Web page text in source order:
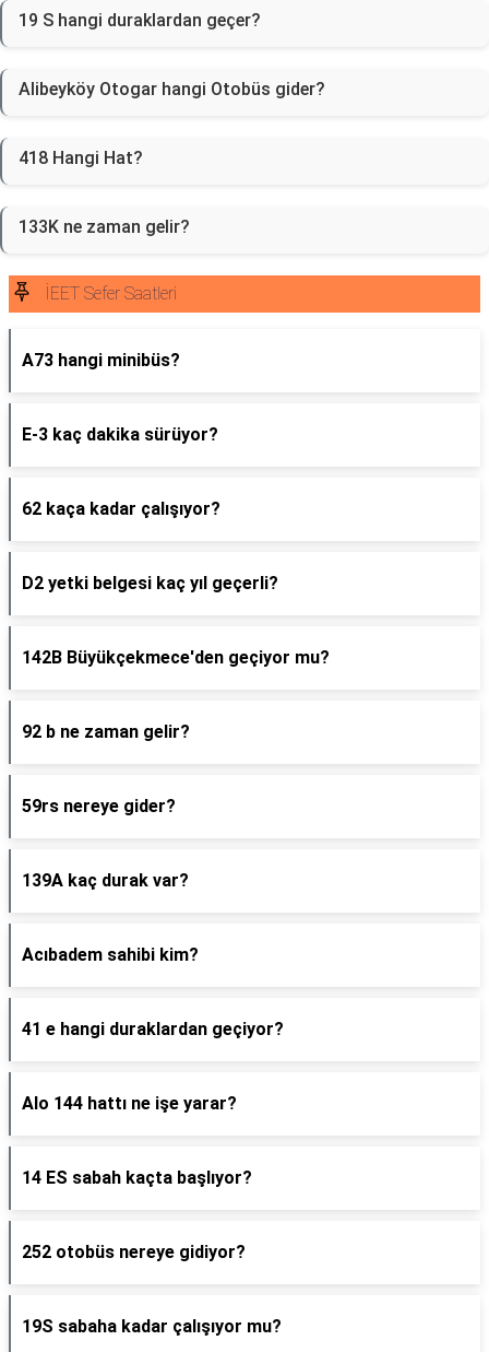
19 S hangi duraklardan geçer?
Alibeyköy Otogar hangi Otobüs gider?
418 Hangi Hat?
133K ne zaman gelir?
İEET Sefer Saatleri
A73 hangi minibüs?
E-3 kaç dakika sürüyor?
62 kaça kadar çalışıyor?
D2 yetki belgesi kaç yıl geçerli?
142B Büyükçekmece'den geçiyor mu?
92 b ne zaman gelir?
59rs nereye gider?
139A kaç durak var?
Acıbadem sahibi kim?
41 e hangi duraklardan geçiyor?
Alo 144 hattı ne işe yarar?
14 ES sabah kaçta başlıyor?
252 otobüs nereye gidiyor?
19S sabaha kadar çalışıyor mu?